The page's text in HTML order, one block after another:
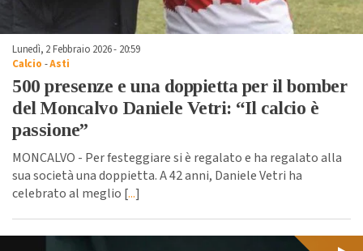
Lunedì, 2 Febbraio 2026 - 20:59
Calcio -Asti
500 presenze e una doppietta per il bomber
del Moncalvo Daniele Vetri: “Il calcio è
passione”
MONCALVO - Per festeggiare si è regalato e ha regalato alla
sua società una doppietta. A 42 anni, Daniele Vetri ha
celebrato al meglio [...]